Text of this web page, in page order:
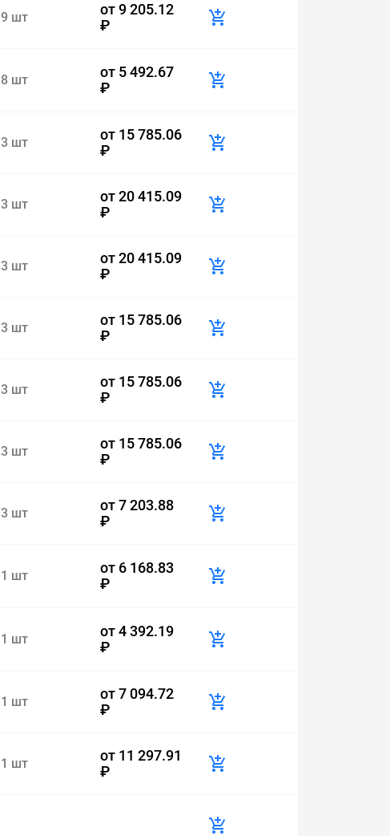
9 шт от9 205.12
₽
8 шт от 5 492.67
₽
3 шт от 15 785.06
₽
3 шт от20 415.09
₽
3 шт от20 415.09
₽
3 шт от 15 785.06
₽
3 шт от 15 785.06
₽
3 шт от 15 785.06
₽
3 шт от7 203.88
₽
1 шт от 6 168.83
₽
1 шт от4 392.19
₽
1 шт от7 094.72
₽
1 шт от 11 297.91
₽